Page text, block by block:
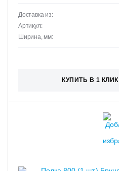
Доставка из:
Артикул:
Ширина, мм:
КУПИТЬ В 1 КЛИК